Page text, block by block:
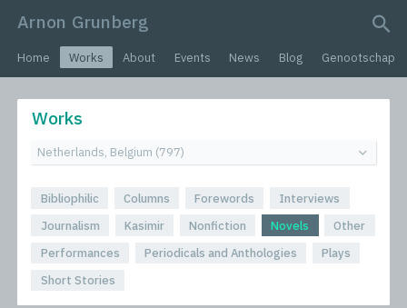
Arnon Grunberg
Home Works About Events News Blog Genootschap
Works
Bibliophilic Columns Forewords
Interviews
Journalism
Kasimir Nonfiction Novels
Other
Performances
Periodicals and Anthologies
Plays
Short Stories